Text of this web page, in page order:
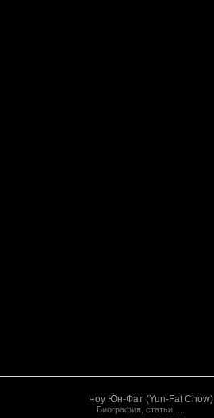
Чоу Юн-Фат (Yun-Fat Chow)
Биография, статьи, ...